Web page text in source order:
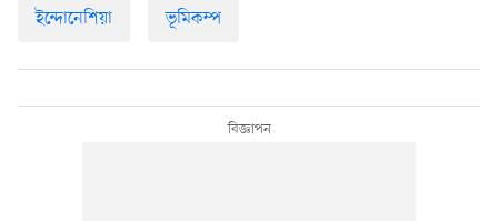
ইন্দোনেশিয়া ভূমিকম্প